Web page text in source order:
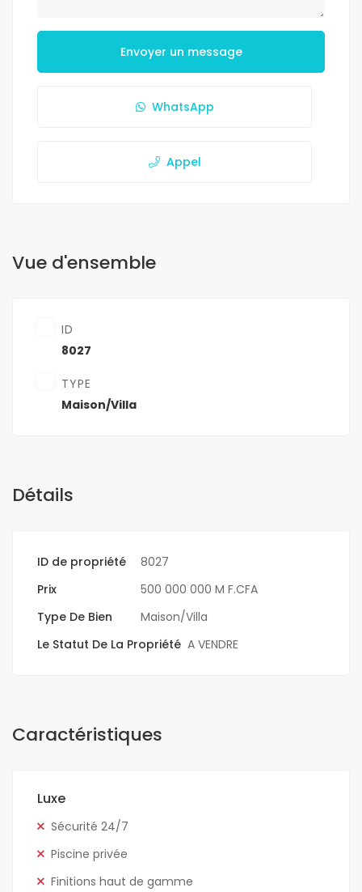
Envoyer un message
WhatsApp
Appel
Vue d'ensemble
ID
8027
TYPE
Maison/Villa
Détails
ID de propriété
8027
Prix
500 000 000 M F.CFA
Type De Bien
Maison/Villa
Le Statut De La Propriété A VENDRE
Caractéristiques
Luxe
Sécurité 24/7
Piscine privée
Finitions haut de gamme